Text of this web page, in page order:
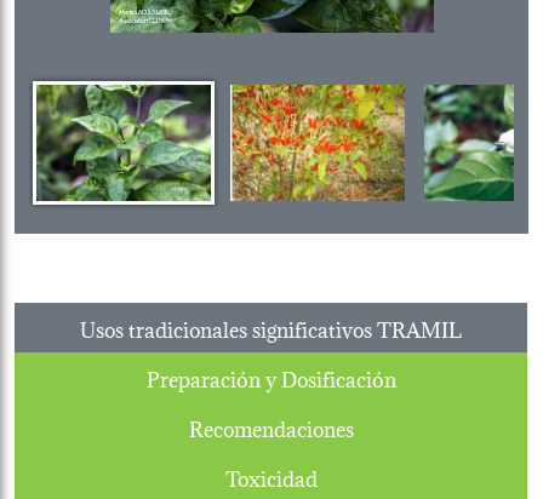
Usos tradicionales significativos TRAMIL
Preparación y Dosificación
Recomendaciones
Toxicidad